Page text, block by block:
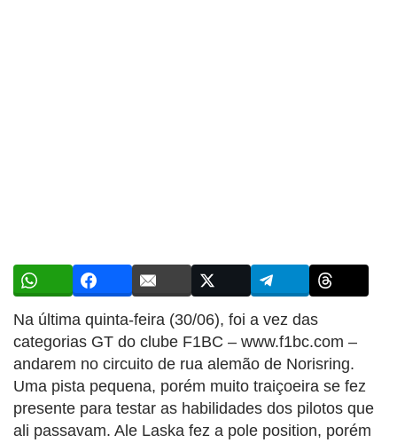
Na última quinta-feira (30/06), foi a vez das
categorias GT do clube F1BC – www.f1bc.com –
andarem no circuito de rua alemão de Norisring.
Uma pista pequena, porém muito traiçoeira se fez
presente para testar as habilidades dos pilotos que
ali passavam. Ale Laska fez a pole position, porém